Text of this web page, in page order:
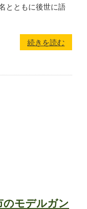
化中！
とともに後世に語
続きを読む
のモデルガン